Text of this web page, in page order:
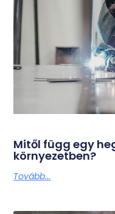
Mitől függ egy
környezetben?
Tovább...